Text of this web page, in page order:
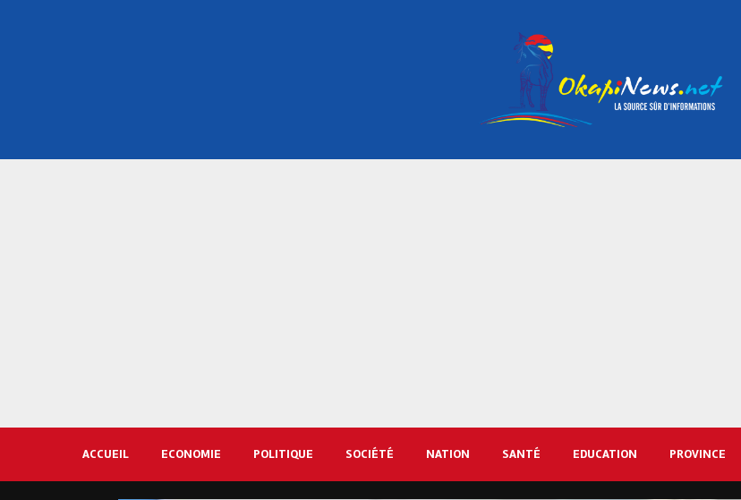
ACCUEIL ECONOMIE POLITIQUE SOCIÉTÉ NATION SANTÉ EDUCATION PROVINCE